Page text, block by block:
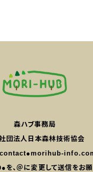
森ハブ事務局
団法人日本森林技術協会
contact●morihub-
を、＠に変更して送信をお願